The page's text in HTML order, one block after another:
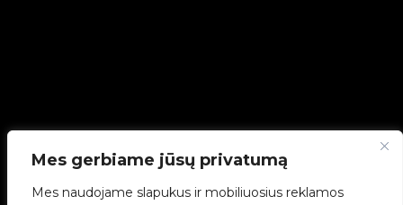
Mes gerbiame jūsų privatumą
Mes naudojame slapukus ir mobiliuosius reklamos